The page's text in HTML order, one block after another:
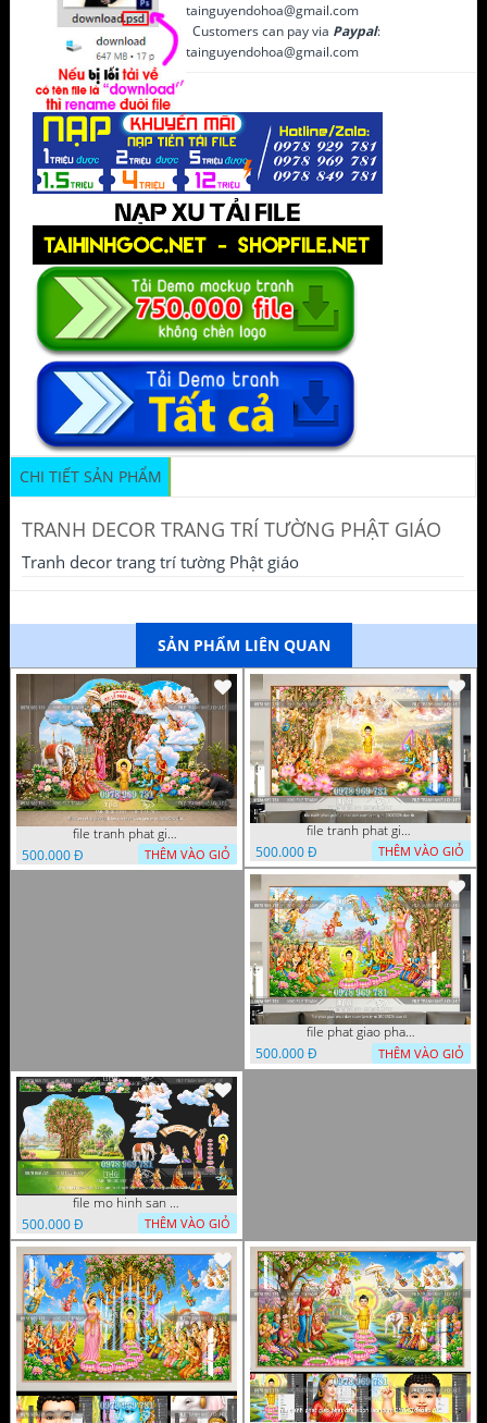
tainguyendohoa@gmail.com
Customers can pay via Paypal:
tainguyendohoa@gmail.com
CHI TIẾT SẢN PHẨM
TRANH DECOR TRANG TRÍ TƯỜNG PHẬT GIÁO
Tranh decor trang trí tường Phật giáo
SẢN PHẨM LIÊN QUAN
file tranh phat giao tach lop mo hinh vuon lam ty ni 16052026 dao
500.000 Đ
THÊM VÀO GIỎ
file tranh phat giao le phat dan vuon lam ty ni 05052026 dao t6
500.000 Đ
THÊM VÀO GIỎ
file phat giao phat dan vuon lam ty ni 05052026 dao t5
500.000 Đ
THÊM VÀO GIỎ
file mo hinh san khau vuon lam ty ni tach lop file tranh phat giao 16052026 dao
500.000 Đ
THÊM VÀO GIỎ